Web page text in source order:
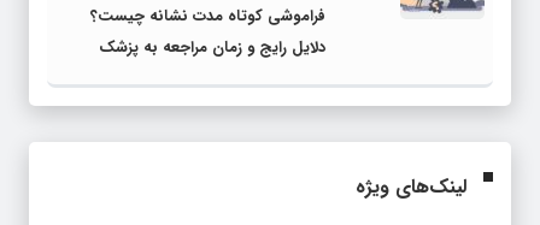
فراموشی کوتاه مدت نشانه چیست؟
دلایل رایج و زمان مراجعه به پزشک
لینک‌های ویژه